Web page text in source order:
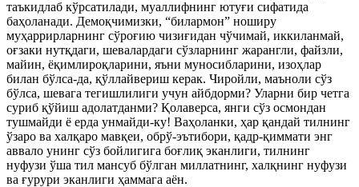
таъкидлаб кўрсатилади, муаллифнинг ютуғи сифатида
баҳоланади. Демоқчимизки, “билармон” ноширу
муҳаррирларнинг сўроғию чизиғидан чўчимай, иккиланмай,
оғзаки нутқдаги, шевалардаги сўзларнинг жарангли, файзли,
майин, ёқимлироқларини, яъни муносибларини, изоҳлар
билан бўлса-да, қўллайвериш керак. Чиройли, маъноли сўз
бўлса, шевага тегишлилиги учун айбдорми? Уларни бир четга
суриб қўйиш адолатданми? Қолаверса, янги сўз осмондан
тушмайди ё ерда унмайди-ку! Ваҳоланки, ҳар қандай тилнинг
ўзаро ва халқаро мавқеи, обрў-эътибори, қадр-қиммати энг
аввало унинг сўз бойлигига боғлиқ эканлиги, тилнинг
нуфузи ўша тил мансуб бўлган миллатнинг, халқнинг нуфузи
ва ғурури эканлиги ҳаммага аён.